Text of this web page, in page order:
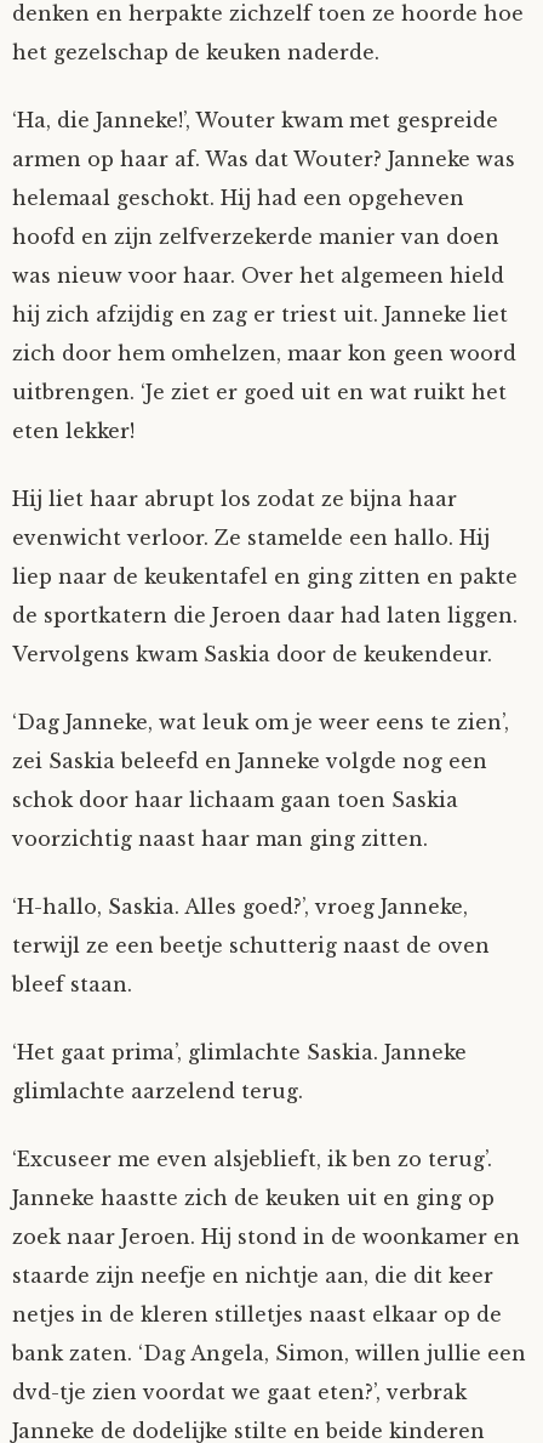
denken en herpakte zichzelf toen ze hoorde hoe
het gezelschap de keuken naderde.
‘Ha, die Janneke!’, Wouter kwam met gespreide
armen op haar af. Was dat Wouter? Janneke was
helemaal geschokt. Hij had een opgeheven
hoofd en zijn zelfverzekerde manier van doen
was nieuw voor haar. Over het algemeen hield
hij zich afzijdig en zag er triest uit. Janneke liet
zich door hem omhelzen, maar kon geen woord
uitbrengen. ‘Je ziet er goed uit en wat ruikt het
eten lekker!
Hij liet haar abrupt los zodat ze bijna haar
evenwicht verloor. Ze stamelde een hallo. Hij
liep naar de keukentafel en ging zitten en pakte
de sportkatern die Jeroen daar had laten liggen.
Vervolgens kwam Saskia door de keukendeur.
‘Dag Janneke, wat leuk om je weer eens te zien’,
zei Saskia beleefd en Janneke volgde nog een
schok door haar lichaam gaan toen Saskia
voorzichtig naast haar man ging zitten.
‘H-hallo, Saskia. Alles goed?’, vroeg Janneke,
terwijl ze een beetje schutterig naast de oven
bleef staan.
‘Het gaat prima’, glimlachte Saskia. Janneke
glimlachte aarzelend terug.
‘Excuseer me even alsjeblieft, ik ben zo terug’.
Janneke haastte zich de keuken uit en ging op
zoek naar Jeroen. Hij stond in de woonkamer en
staarde zijn neefje en nichtje aan, die dit keer
netjes in de kleren stilletjes naast elkaar op de
bank zaten. ‘Dag Angela, Simon, willen jullie een
dvd-tje zien voordat we gaat eten?’, verbrak
Janneke de dodelijke stilte en beide kinderen